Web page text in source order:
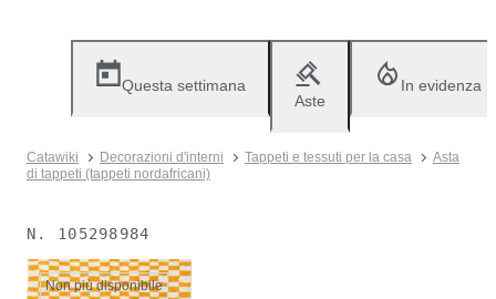
Questa settimana
Aste
In evidenza
Catawiki Decorazioni d'interni Tappeti e tessuti per la casa
Asta
di tappeti (tappeti nordafricani)
N. 105298984
Non più disponibile